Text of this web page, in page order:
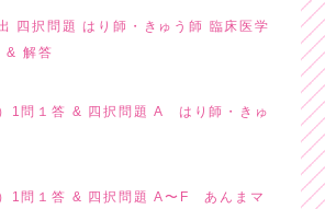
四択問題 はり師・きゅう師 臨床医学
& 解答
1問１答 & 四択問題 A はり師・きゅ
1問１答 & 四択問題 A〜F あんまマ